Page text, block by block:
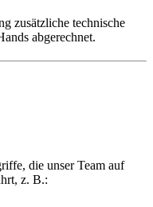
zusätzliche technische
abgerechnet.
die unser Team auf
z. B.: